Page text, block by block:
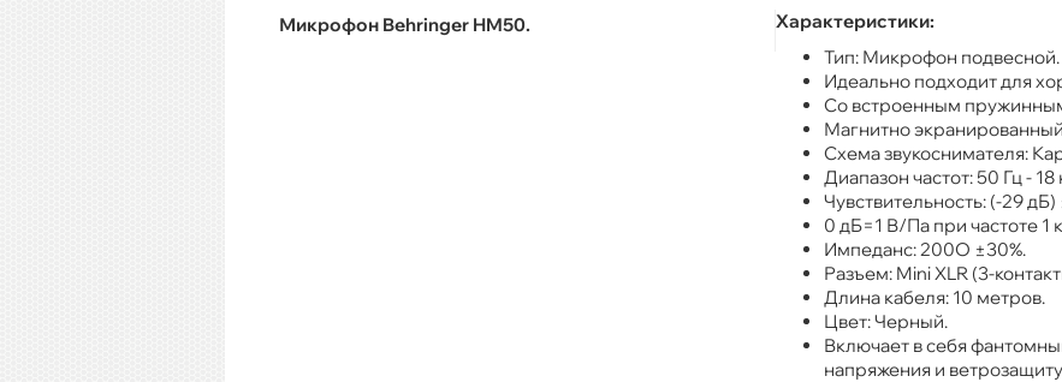
Микрофон Behringer HM50.
Характеристики:
Тип: Микрофон подвесной.
Идеально подходит для
Со встроенным
Магнитно
Схема звукоснимателя:
Диапазон частот: 50 Гц - 18
Чувствительность: (-29
0 дБ=1 В/Па при частоте 1
Импеданс: 200O ±30%.
Разъем: Mini XLR (3-
Длина кабеля: 10 метров.
Цвет: Черный.
Включает в себя
напряжения и